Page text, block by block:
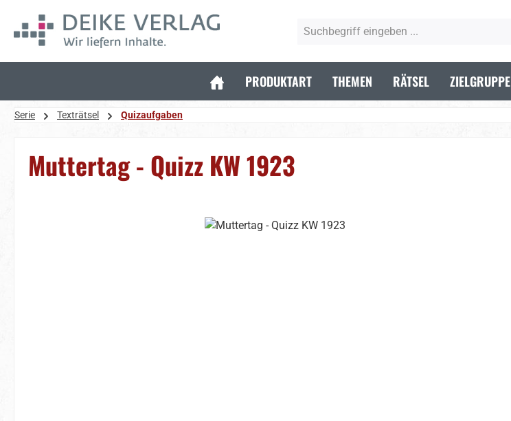
Hauptinhalt springen
Zur Suche springen
Zur Hauptnavigation springen
PRODUKTART THEMEN RÄTSEL ZIELGRUPPE
Serie Texträtsel Quizaufgaben
Muttertag - Quizz KW 1923